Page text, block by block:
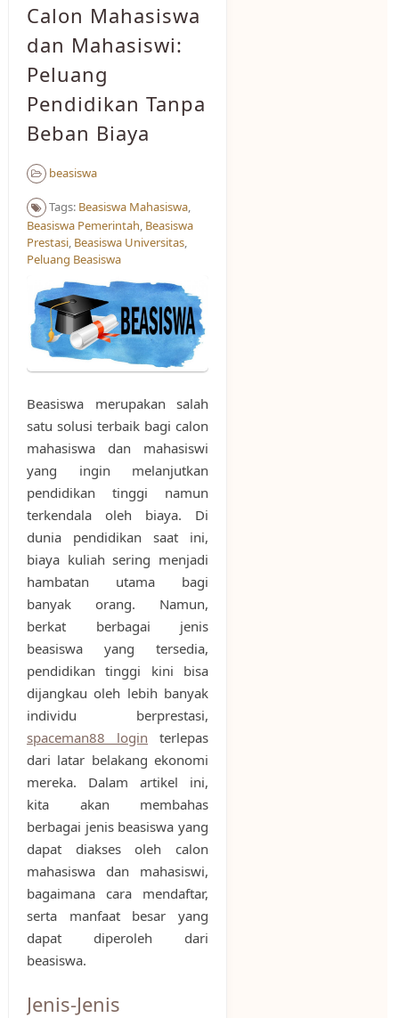
Calon Mahasiswa
dan Mahasiswi:
Peluang
Pendidikan Tanpa
Beban Biaya
beasiswa
Tags: Beasiswa Mahasiswa,
Beasiswa Pemerintah, Beasiswa
Prestasi, Beasiswa Universitas,
Peluang Beasiswa
Beasiswa merupakan salah
satu solusi terbaik bagi calon
mahasiswa dan mahasiswi
yang ingin melanjutkan
pendidikan tinggi namun
terkendala oleh biaya. Di
dunia pendidikan saat ini,
biaya kuliah sering menjadi
hambatan utama bagi
banyak orang. Namun,
berkat berbagai jenis
beasiswa yang tersedia,
pendidikan tinggi kini bisa
dijangkau oleh lebih banyak
individu berprestasi,
spaceman88 login terlepas
dari latar belakang ekonomi
mereka. Dalam artikel ini,
kita akan membahas
berbagai jenis beasiswa yang
dapat diakses oleh calon
mahasiswa dan mahasiswi,
bagaimana cara mendaftar,
serta manfaat besar yang
dapat diperoleh dari
beasiswa.
Jenis-Jenis